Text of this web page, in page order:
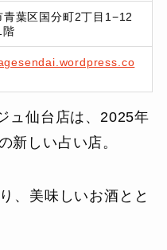
青葉区国分町2丁目1−12
階
ュ仙台店は、2025年
新しい占い店。
、美味しいお酒とと